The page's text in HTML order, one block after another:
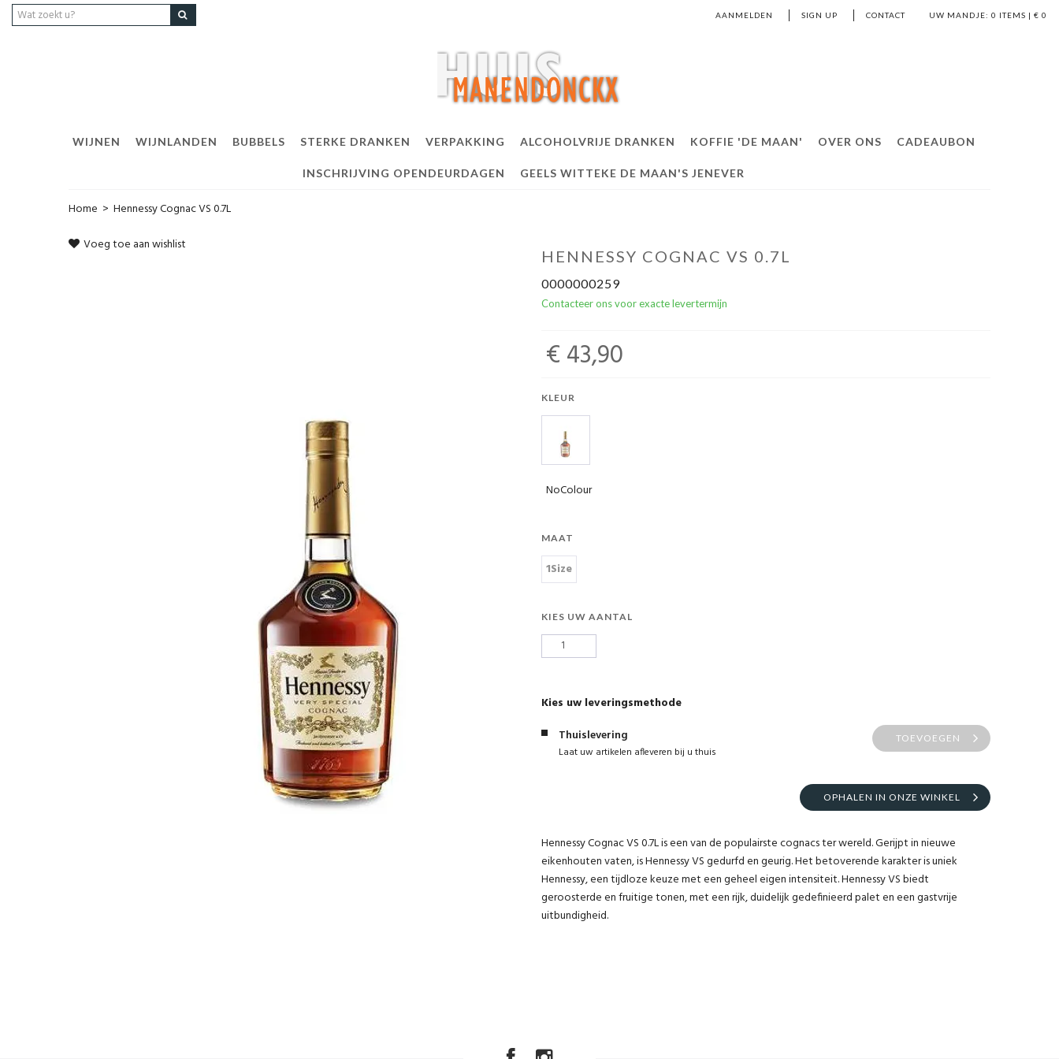
UW MANDJE: 0 ITEMS | € 0
AANMELDEN SIGN UP CONTACT
WIJNEN WIJNLANDEN BUBBELS STERKE DRANKEN VERPAKKING ALCOHOLVRIJE DRANKEN KOFFIE 'DE MAAN' OVER ONS CADEAUBON
INSCHRIJVING OPENDEURDAGEN GEELS WITTEKE DE MAAN'S JENEVER
Home > Hennessy Cognac VS 0.7L
Voeg toe aan wishlist
HENNESSY COGNAC VS 0.7L
0000000259
Contacteer ons voor exacte levertermijn
€ 43,90
KLEUR
NoColour
MAAT
1Size
KIES UW AANTAL
Kies uw leveringsmethode
Thuislevering
Laat uw artikelen afleveren bij u thuis
TOEVOEGEN
OPHALEN IN ONZE WINKEL
Hennessy Cognac VS 0.7L is een van de populairste cognacs ter wereld. Gerijpt in nieuwe
eikenhouten vaten, is Hennessy VS gedurfd en geurig. Het betoverende karakter is uniek
Hennessy, een tijdloze keuze met een geheel eigen intensiteit. Hennessy VS biedt
geroosterde en fruitige tonen, met een rijk, duidelijk gedefinieerd palet en een gastvrije
uitbundigheid.